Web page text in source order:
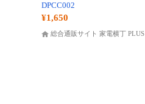
DPCC002
¥1,650
総合通販サイト 家電横丁 PLUS